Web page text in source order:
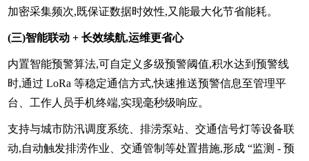
加密采集频次,既保证数据时效性,又能最大化节省能耗。
(三)智能联动 + 长效续航,运维更省心
内置智能预警算法,可自定义多级预警阈值,积水达到预警线
时,通过 LoRa 等稳定通信方式,快速推送预警信息至管理平
台、工作人员手机终端,实现毫秒级响应。
支持与城市防汛调度系统、排涝泵站、交通信号灯等设备联
动,自动触发排涝作业、交通管制等处置措施,形成 “监测 - 预